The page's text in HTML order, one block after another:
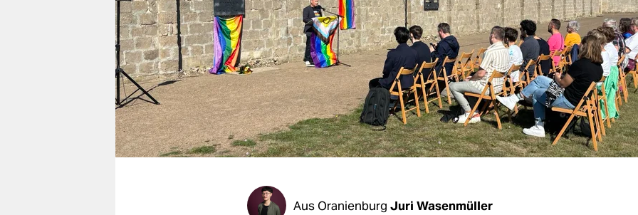
veranstaltungen
shop
fragen & hilfe
unterstützen
abo
genossenschaft
Aus Oranienburg Juri Wasenmüller